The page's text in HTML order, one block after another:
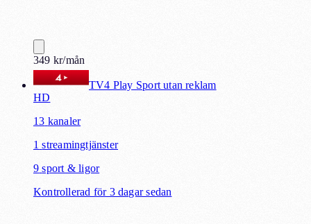
349 kr/mån
TV4 Play Sport utan reklam
HD
13 kanaler
1 streamingtjänster
9 sport & ligor
Kontrollerad för 3 dagar sedan